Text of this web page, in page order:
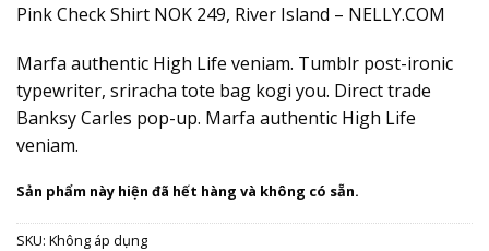
Pink Check Shirt NOK 249, River Island – NELLY.COM
Marfa authentic High Life veniam. Tumblr post-ironic
typewriter, sriracha tote bag kogi you. Direct trade
Banksy Carles pop-up. Marfa authentic High Life
veniam.
Sản phẩm này hiện đã hết hàng và không có sẵn.
SKU: Không áp dụng